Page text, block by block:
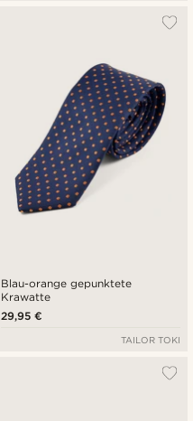
Blau-orange gepunktete
Krawatte
29,95 €
TAILOR TOKI